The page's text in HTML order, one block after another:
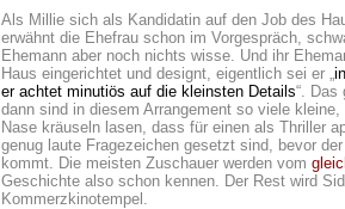
Als Millie sich als Kandidatin auf den Job des
erwähnt die Ehefrau schon im Vorgespräch,
Ehemann aber noch nichts wisse. Und ihr
Haus eingerichtet und designt, eigentlich sei er „
er achtet minutiös auf die kleinsten Details“. Das
dann sind in diesem Arrangement so viele kleine,
Nase kräuseln lasen, dass für einen als Thriller
genug laute Fragezeichen gesetzt sind, bevor
kommt. Die meisten Zuschauer werden vom
Geschichte also schon kennen. Der Rest wird
Kommerzkinotempel.